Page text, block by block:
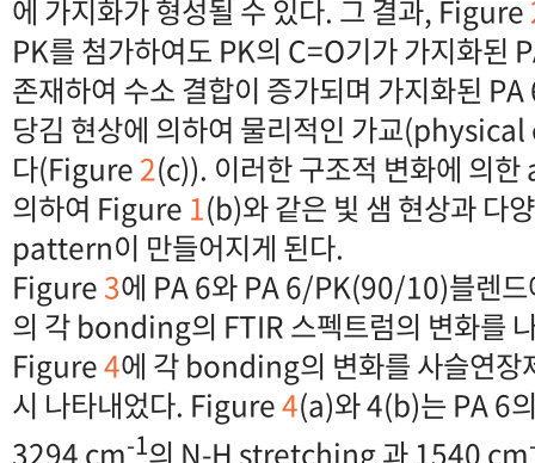
에 가지화가 형성될 수 있다. 그 결과, Figure
PK를 첨가하여도 PK의 C=O기가 가지화된
존재하여 수소 결합이 증가되며 가지화된
당김 현상에 의하여 물리적인 가교
다(Figure2(c)). 이러한 구조적 변화에 의
의하여 Figure 1(b)와 같은 빛 샘 현상과
pattern이 만들어지게 된다.
Figure3에 PA 6와 PA 6/PK(90/10)블렌드
의 각 bonding의 FTIR 스펙트럼의 변화를
Figure4에 각 bonding의 변화를 사슬연장
시 나타내었다. Figure4(a)와 4(b)는 PA 6
3294 cm-1의 N-H stretching 과 1540 cm